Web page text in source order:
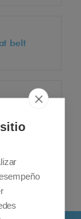
belt
Brio /